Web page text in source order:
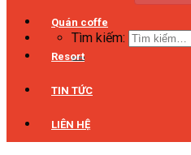
Tìm kiếm:
Quán coffe
Resort
TIN TỨC
LIÊN HỆ